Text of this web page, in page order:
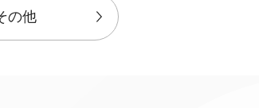
の他